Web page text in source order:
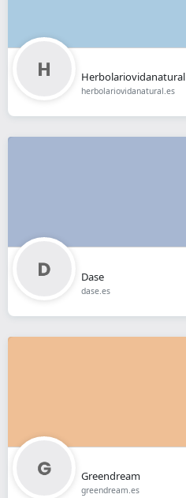
Herbolariovidanatural
herbolariovidanatural.es
Dase
dase.es
Greendream
greendream.es